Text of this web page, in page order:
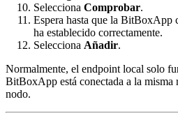
Selecciona Comprobar.
Espera hasta que la BitBoxApp
ha establecido correctamente.
Selecciona Añadir.
Normalmente, el endpoint local solo
BitBoxApp está conectada a la misma
nodo.